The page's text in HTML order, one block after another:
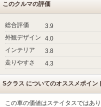
このクルマの評価
総合評価
3.9
外観デザイン
4.0
インテリア
3.8
走りやすさ
4.3
Sクラス についてのオススメポイン
この車の価値はステイタスではあ